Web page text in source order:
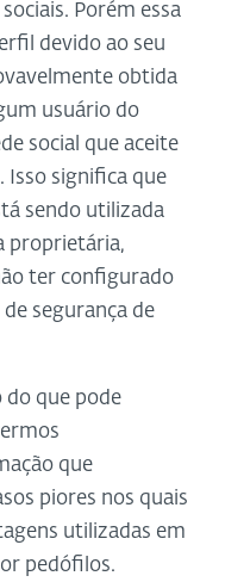
Porém essa
devido ao seu
obtida
usuário do
social que aceite
Isso significa que
sendo utilizada
proprietária,
ter configurado
segurança de
do que pode
que
piores nos quais
utilizadas em
pedófilos.